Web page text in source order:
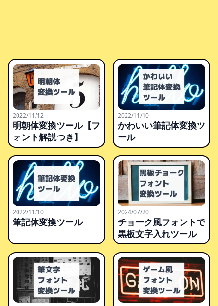
2022/11/12
明朝体変換ツール【フ
ォント解説つき】
2022/11/10
かわいい筆記体変換ツ
ール
2022/11/10
筆記体変換ツール
2024/07/20
チョーク風フォントで
黒板文字入れツール